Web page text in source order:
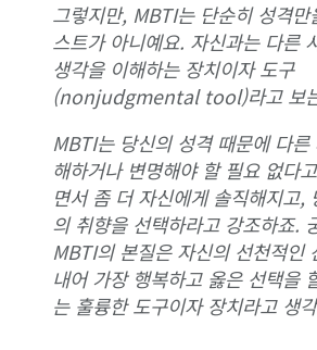
그렇지만, MBTI는 단순히 성격만
스트가 아니예요. 자신과는 다른
생각을 이해하는 장치이자 도구
(nonjudgmental tool)라고 보
MBTI는 당신의 성격 때문에 다른
해하거나 변명해야 할 필요 없다
면서 좀 더 자신에게 솔직해지고,
의 취향을 선택하라고 강조하죠.
MBTI의 본질은 자신의 선천적인
내어 가장 행복하고 옳은 선택을
는 훌륭한 도구이자 장치라고 생